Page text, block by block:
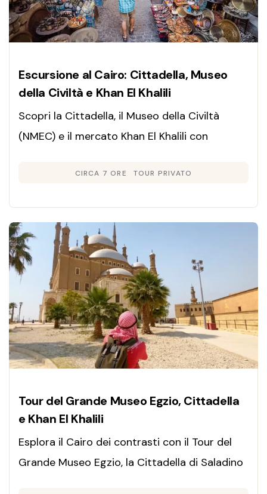
Escursione al Cairo: Cittadella, Museo
della Civiltà e Khan El Khalili
Scopri la Cittadella, il Museo della Civiltà
(NMEC) e il mercato Khan El Khalili con
Pranzo incluso.CIRCA 7 ORE TOUR PRIVATO
Tour del Grande Museo Egzio, Cittadella
e Khan El Khalili
Esplora il Cairo dei contrasti con il Tour del
Grande Museo Egzio, la Cittadella di Saladino